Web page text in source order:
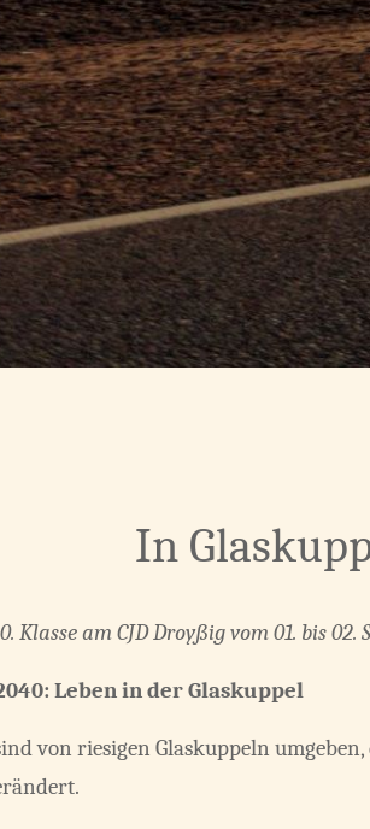
In
Klasse am CJD Droyßig vom 01. bis 02.
Leben in der Glaskuppel
von riesigen Glaskuppeln umgeben,